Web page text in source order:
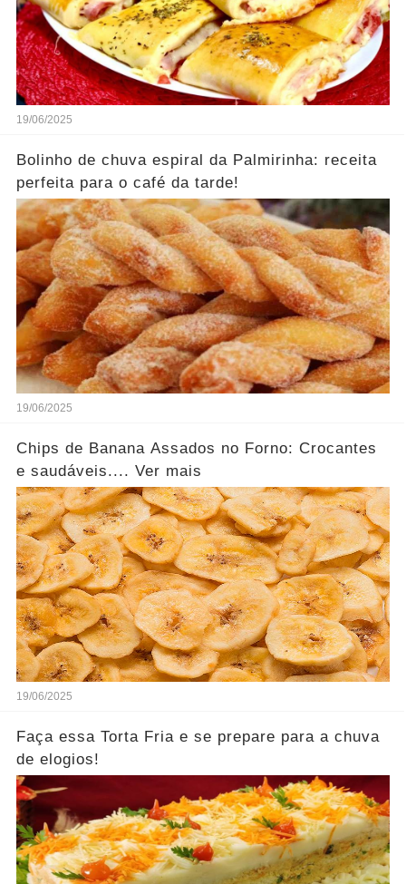
19/06/2025
Bolinho de chuva espiral da Palmirinha: receita
perfeita para o café da tarde!
19/06/2025
Chips de Banana Assados no Forno: Crocantes
e saudáveis.... Ver mais
19/06/2025
Faça essa Torta Fria e se prepare para a chuva
de elogios!